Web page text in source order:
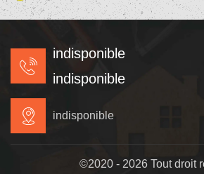
indisponible
indisponible
indisponible
©2020 - 2026 Tout droit